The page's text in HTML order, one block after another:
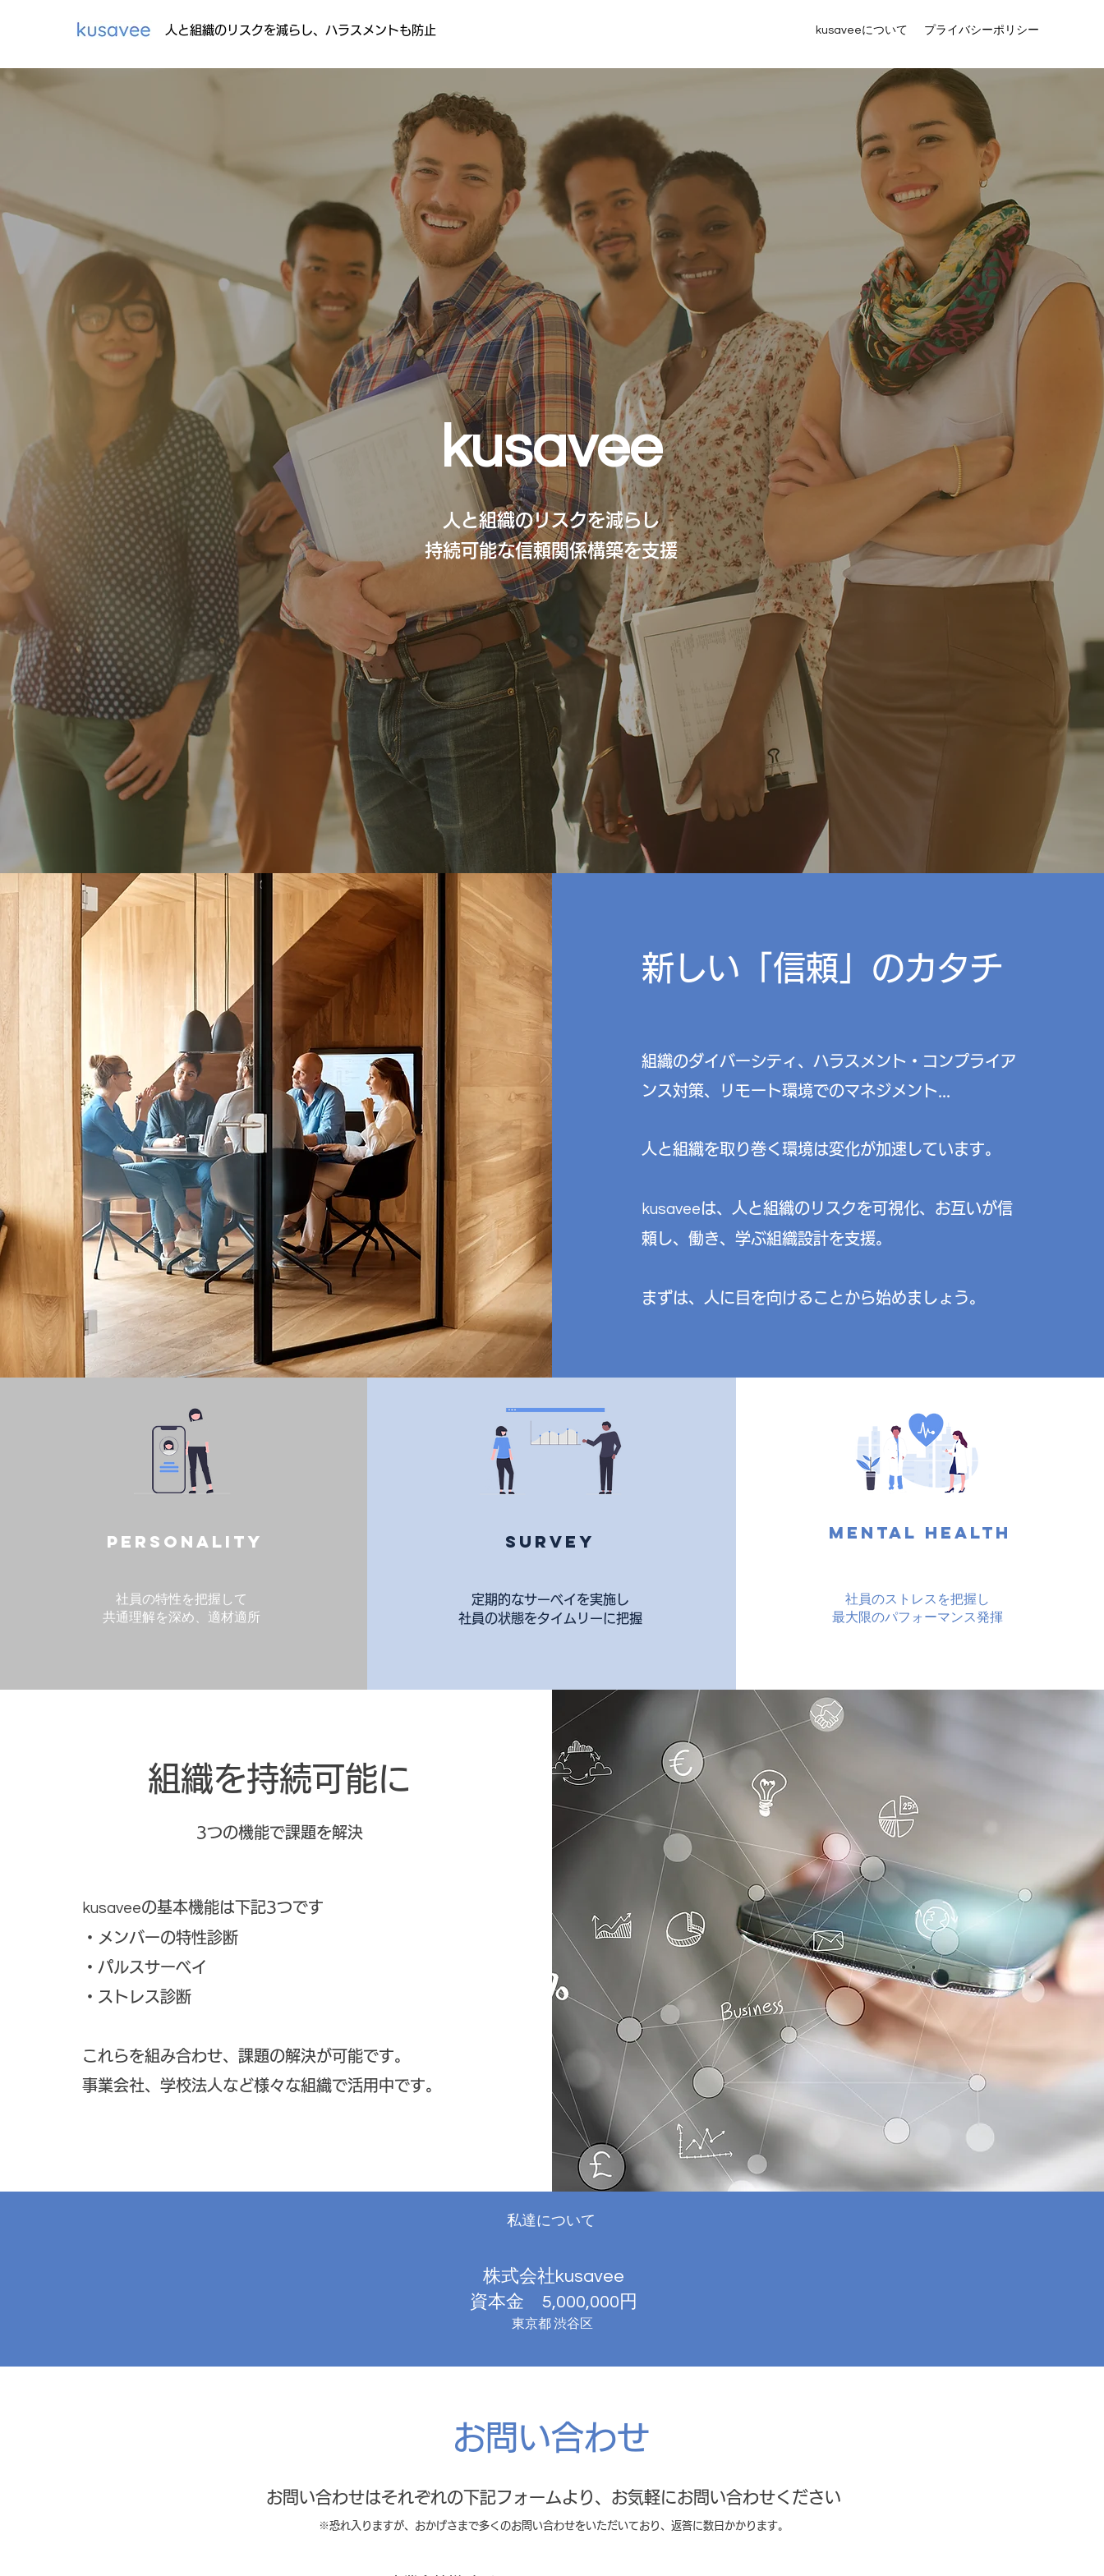
​人と組織のリスクを減らし、ハラスメントも防止 kusaveeについて プライバシーポリシー
kusavee
人と組織のリスクを減らし
持続可能な信頼関係構築を支援
新しい「信頼」のカタチ
組織のダイバーシティ、ハラスメント・コンプライア
ンス対策、リモート環境でのマネジメント...
人と組織を取り巻く環境は変化が加速しています。
kusaveeは、人と組織のリスクを可視化、お互いが信
頼し、働き、学ぶ組織設計を支援。
​まずは、人に目を向けることから始めましょう。
Personality
社員の特性を把握して
​共通理解を深め、適材適所
survey
定期的なサーベイを実施し
​社員の状態をタイムリーに把握
Mental Health
社員のストレスを把握し
​最大限のパフォーマンス発揮
​組織を持続可能に
3つの機能で課題を解決
kusaveeの基本機能は下記3つです
​・メンバーの特性診断
・パルスサーベイ
・ストレス診断
これらを組み合わせ、課題の解決が可能です。
事業会社、学校法人など様々な組織で活用中です。
私達について
株式会社kusavee
資本金 5,000,000円
東京都 渋谷区
お問い合わせ
お問い合わせはそれぞれの下記フォームより、お気軽にお問い合わせください
​ ※恐れ入りますが、おかげさまで多くのお問い合わせをいただいており、返答に数日かかります。